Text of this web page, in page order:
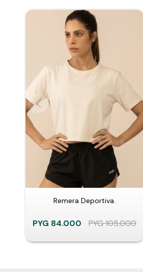
Remera Deportiva.
PYG 84.000 PYG105.000